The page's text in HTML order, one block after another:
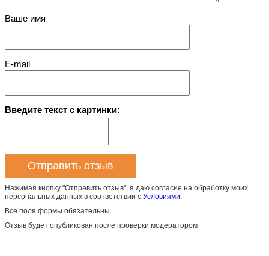
Ваше имя
E-mail
Введите текст с картинки:
Нажимая кнопку "Отправить отзыв", я даю согласие на обработку моих
персональных данных в соответствии с Условиями.
Все поля формы обязательны
Отзыв будет опубликован после проверки модератором